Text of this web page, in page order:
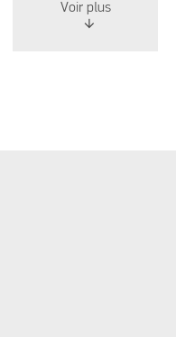
Voir plus